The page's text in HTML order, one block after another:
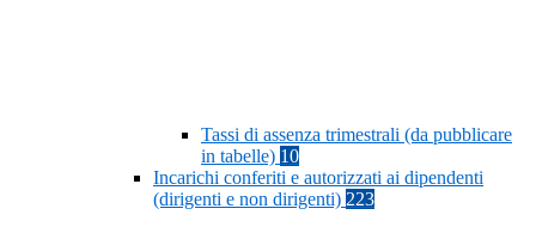
Tassi di assenza trimestrali (da pubblicare
in tabelle) 10
Incarichi conferiti e autorizzati ai dipendenti
(dirigenti e non dirigenti) 223